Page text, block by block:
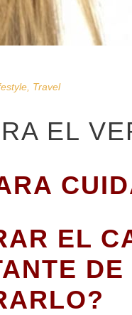
Travel
EL
EL